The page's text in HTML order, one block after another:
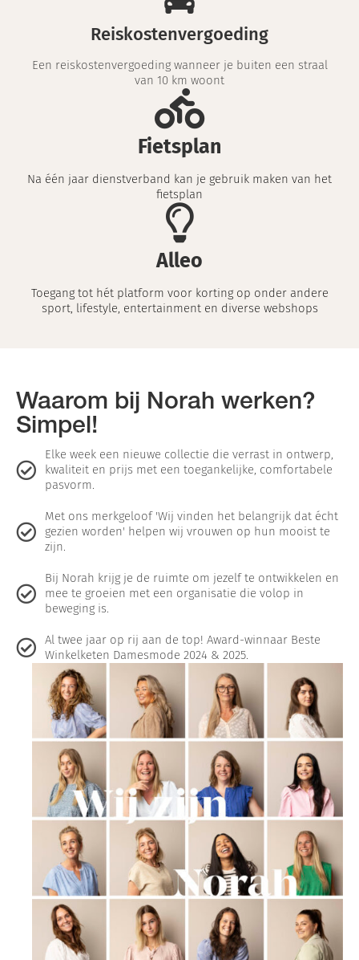
Reiskostenvergoeding
Een reiskostenvergoeding wanneer je buiten een straal
van 10 km woont
Fietsplan
Na één jaar dienstverband kan je gebruik maken van het
fietsplan
Alleo
Toegang tot hét platform voor korting op onder andere
sport, lifestyle, entertainment en diverse webshops
Waarom bij Norah werken?
Simpel!
Elke week een nieuwe collectie die verrast in ontwerp,
kwaliteit en prijs met een toegankelijke, comfortabele
pasvorm.
Met ons merkgeloof 'Wij vinden het belangrijk dat écht
gezien worden' helpen wij vrouwen op hun mooist te
zijn.
Bij Norah krijg je de ruimte om jezelf te ontwikkelen en
mee te groeien met een organisatie die volop in
beweging is.
Al twee jaar op rij aan de top! Award-winnaar Beste
Winkelketen Damesmode 2024 & 2025.